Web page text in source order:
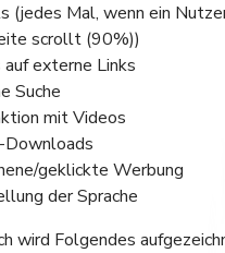
(jedes Mal, wenn ein
scrollt (90%))
auf externe Links
Suche
mit Videos
geklickte Werbung
der Sprache
wird Folgendes